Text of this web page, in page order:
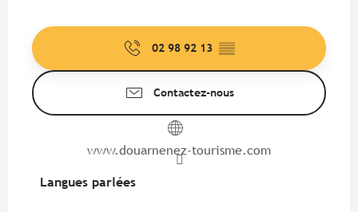
02 98 92 13 ▒▒
Contactez-nous
www.douarnenez-tourisme.com
Langues parlées
Langues parlées